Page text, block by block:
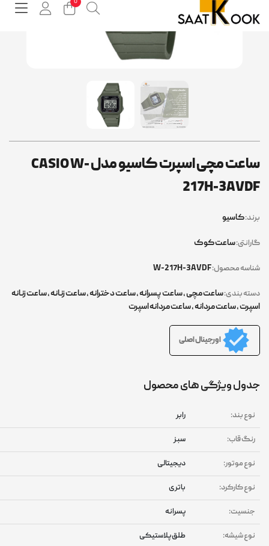
ساعت مچی اسپرت کاسیو مدل CASIO W-
217H-
کاسیو
ساعت کوک
محصول:W-217H-3AVDF
بندی:ساعت مچی,ساعت پسرانه,ساعت دخترانه,ساعت زنانه,ساعت زنانه
,ساعت مردانه,ساعت مردانه اسپرت
اورجینال اصلی
ویژگی های محصول
بند:
قاب:
موتور: دیجیتالی
کارکرد: باتری
پسرانه
شیشه: طلق پلاستیکی